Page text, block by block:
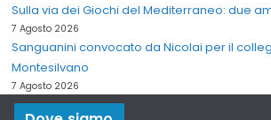
Sulla via dei Giochi del Mediterraneo: due
7 Agosto 2026
Sanguanini convocato da Nicolai per il
Montesilvano
7 Agosto 2026